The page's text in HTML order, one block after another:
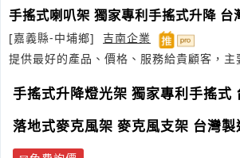
手搖式喇叭架 獨家專利手搖式升降 台
[嘉義縣-中埔鄉]
吉南企業
提供最好的產品、價格、服務給貴顧客，主
手搖式升降燈光架 獨家專利手搖式
落地式麥克風架 麥克風支架 台灣製